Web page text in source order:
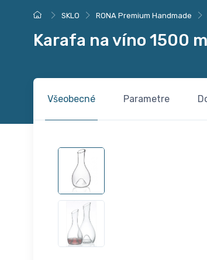
SKLO RONA Premium Handmade
Karafa na víno 1500
Všeobecné Parametre